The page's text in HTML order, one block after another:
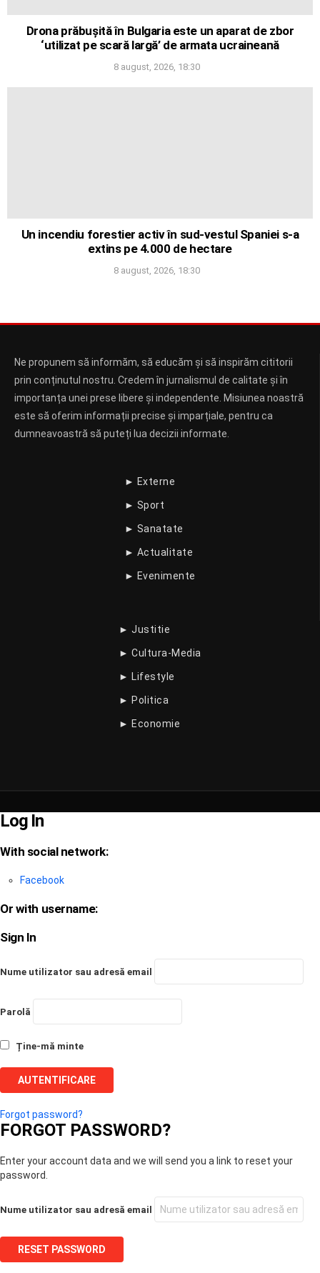
Drona prăbușită în Bulgaria este un aparat de zbor
‘utilizat pe scară largă’ de armata ucraineană
8 august, 2026, 18:30
Un incendiu forestier activ în sud-vestul Spaniei s-a
extins pe 4.000 de hectare
8 august, 2026, 18:30
Ne propunem să informăm, să educăm și să inspirăm cititorii
prin conținutul nostru. Credem în jurnalismul de calitate și în
importanța unei prese libere și independente. Misiunea noastră
este să oferim informații precise și imparțiale, pentru ca
dumneavoastră să puteți lua decizii informate.
► Externe
► Sport
► Sanatate
► Actualitate
► Evenimente
► Justitie
► Cultura-Media
► Lifestyle
► Politica
► Economie
Log In
With social network:
Facebook
Or with username:
Sign In
Nume utilizator sau adresă email
Parolă
Ține-mă minte
Forgot password?
FORGOT PASSWORD?
Enter your account data and we will send you a link to reset your
password.
Nume utilizator sau adresă email